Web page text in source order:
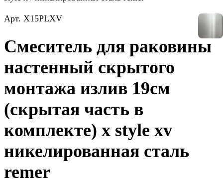
Арт. X15PLXV
Смеситель для раковины
настенный скрытого
монтажа излив 19см
(скрытая часть в
комплекте) x style xv
никелированная сталь
remer